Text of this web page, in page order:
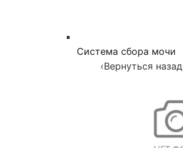
Система сбора мочи
‹Вернуться назад